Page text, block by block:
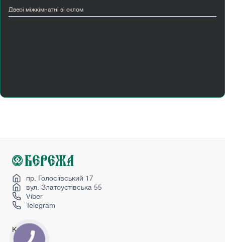
Двері міжкімнатні зі склом
Купити дешеві вхідні двері
Міжкімнатні двері з масиву
Полуторні вхідні двері
пр. Голосіївський 17
вул. Златоустівська 55
Viber
Telegram
Каталог